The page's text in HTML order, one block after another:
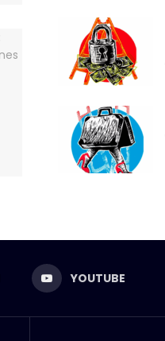
YOUTUBE